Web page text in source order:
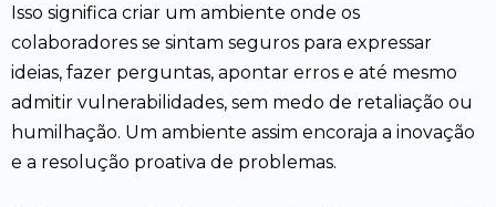
Isso significa criar um ambiente onde os
colaboradores se sintam seguros para expressar
ideias, fazer perguntas, apontar erros e até mesmo
admitir vulnerabilidades, sem medo de retaliação ou
humilhação. Um ambiente assim encoraja a inovação
e a resolução proativa de problemas.